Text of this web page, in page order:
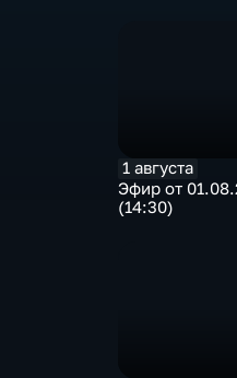
1 августа
Эфир от
(14:30)